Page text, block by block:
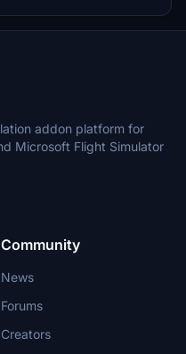
addon platform for
Microsoft Flight Simulator
Community
News
Forums
Creators